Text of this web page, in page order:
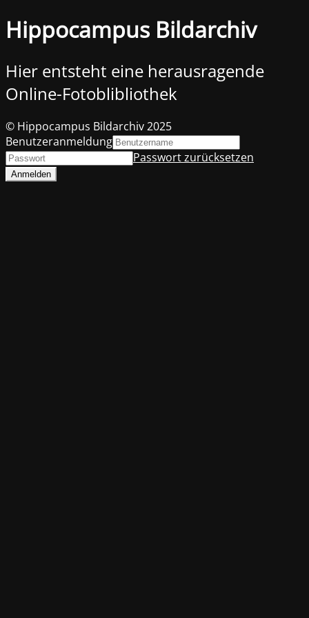
Hippocampus Bildarchiv
Hier entsteht eine herausragende
Online-Fotoblibliothek
© Hippocampus Bildarchiv 2025
Benutzeranmeldung
Passwort zurücksetzen